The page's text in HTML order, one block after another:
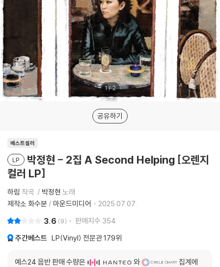
1/2
공유하기
베스트셀러
LP
박정현 - 2집 A Second Helping [오렌지
컬러 LP]
하림 작곡 박정현 노래
제작소 화수분 / 마운드미디어 2025.07.07.
3.6 9 판매지수 354
주간베스트 LP(Vinyl) 전문관179위
예스24 음반 판매 수량은 와
집계에